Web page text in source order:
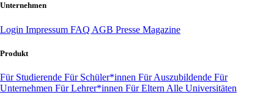
Unternehmen
Login Impressum FAQ AGB Presse Magazine
Produkt
Für Studierende Für Schüler*innen Für Auszubildende Für
Unternehmen Für Lehrer*innen Für Eltern Alle Universitäten